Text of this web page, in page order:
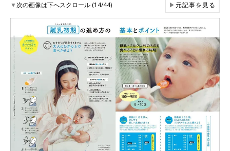
▼次の画像は下へスクロール (14/44) ▶元記事を見る